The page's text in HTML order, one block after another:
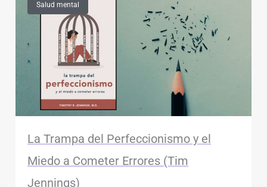
Salud mental
La Trampa del Perfeccionismo y el
Miedo a Cometer Errores (Tim
Jennings)